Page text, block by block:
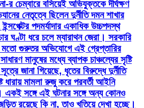
র চেম্বারে বসিয়েই অভিযুক্তকে দীর্ঘক্ষণ
নেতৃত্বে ছিলেন দুর্নীতি দমন শাখার
পদমর্যাদার একাধিক উচ্চপদস্থ
ঘণ্টা ধরে চলে ম্যারাথন জেরা। সরকারি
মতো গুরুতর অভিযোগে এই গ্রেপ্তারির
মানুষের মধ্যে ব্যাপক চাঞ্চল্যের সৃষ্টি
জানা গিয়েছে, ধৃতের বিরুদ্ধে দুর্নীতি
মামলা রুজু করে পরবর্তী আইনি
একই সঙ্গে এই ঘটনার সঙ্গে অন্য কোনও
রয়েছে কি না, তাও খতিয়ে দেখা হচ্ছে।